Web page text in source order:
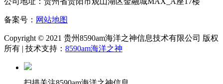
备案号： 网站地图
Copyright © 2021 贵州8590am海洋之神信息技术有限公司 版权
所有 | 技术支持： 8590am海洋之神